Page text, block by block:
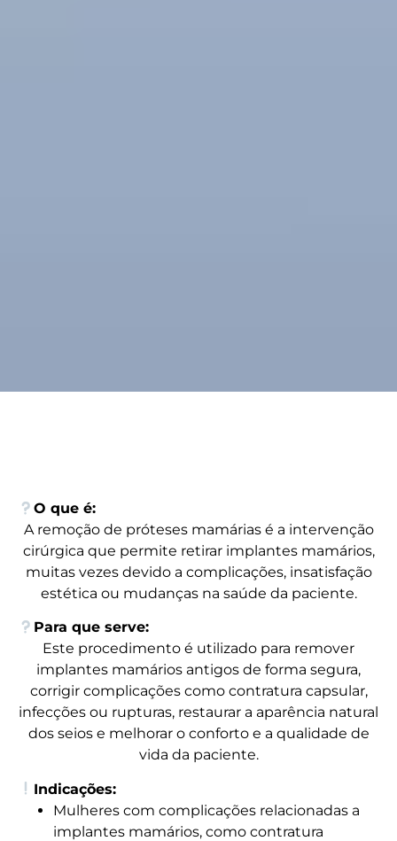
O que é:
A remoção de próteses mamárias é a intervenção
cirúrgica que permite retirar implantes mamários,
muitas vezes devido a complicações, insatisfação
estética ou mudanças na saúde da paciente.
Para que serve:
Este procedimento é utilizado para remover
implantes mamários antigos de forma segura,
corrigir complicações como contratura capsular,
infecções ou rupturas, restaurar a aparência natural
dos seios e melhorar o conforto e a qualidade de
vida da paciente.
Indicações:
Mulheres com complicações relacionadas a
implantes mamários, como contratura